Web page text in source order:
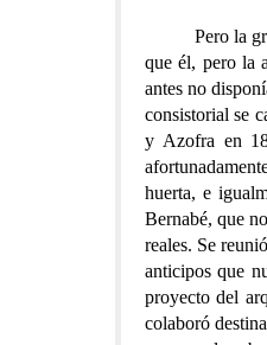
Pero la gran
que él, pero la
antes no
consistorial se
y Azofra en
huerta, e
Bernabé, que
reales. Se
anticipos que
proyecto del
colaboró